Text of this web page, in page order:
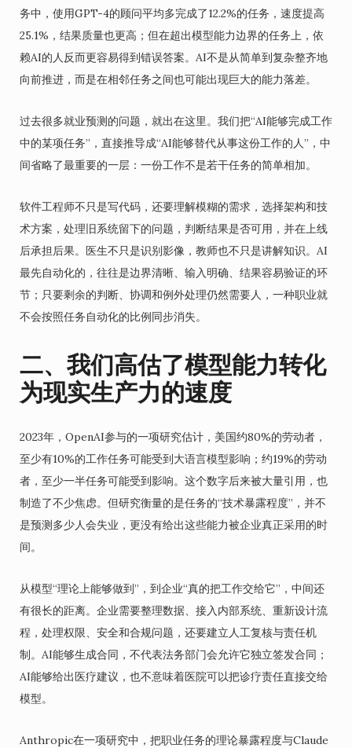
务中，使用GPT-4的顾问平均多完成了12.2%的任务，速度提高
25.1%，结果质量也更高；但在超出模型能力边界的任务上，依
赖AI的人反而更容易得到错误答案。AI不是从简单到复杂整齐地
向前推进，而是在相邻任务之间也可能出现巨大的能力落差。
过去很多就业预测的问题，就出在这里。我们把“AI能够完成工作
中的某项任务”，直接推导成“AI能够替代从事这份工作的人”，中
间省略了最重要的一层：一份工作不是若干任务的简单相加。
软件工程师不只是写代码，还要理解模糊的需求，选择架构和技
术方案，处理旧系统留下的问题，判断结果是否可用，并在上线
后承担后果。医生不只是识别影像，教师也不只是讲解知识。AI
最先自动化的，往往是边界清晰、输入明确、结果容易验证的环
节；只要剩余的判断、协调和例外处理仍然需要人，一种职业就
不会按照任务自动化的比例同步消失。
二、我们高估了模型能力转化
为现实生产力的速度
2023年，OpenAI参与的一项研究估计，美国约80%的劳动者，
至少有10%的工作任务可能受到大语言模型影响；约19%的劳动
者，至少一半任务可能受到影响。这个数字后来被大量引用，也
制造了不少焦虑。但研究衡量的是任务的“技术暴露程度”，并不
是预测多少人会失业，更没有给出这些能力被企业真正采用的时
间。
从模型“理论上能够做到”，到企业“真的把工作交给它”，中间还
有很长的距离。企业需要整理数据、接入内部系统、重新设计流
程，处理权限、安全和合规问题，还要建立人工复核与责任机
制。AI能够生成合同，不代表法务部门会允许它独立签发合同；
AI能够给出医疗建议，也不意味着医院可以把诊疗责任直接交给
模型。
Anthropic在一项研究中，把职业任务的理论暴露程度与Claude